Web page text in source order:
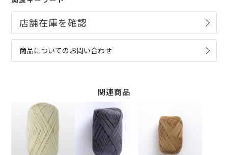
商品についてのお問い合わせ
関連商品